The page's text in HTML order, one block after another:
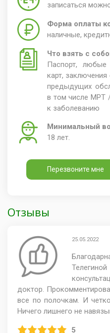
записаться
Форма оплаты
наличные,
Что взять с
Паспорт, любые
карт, заключения
предыдущих
в том числе МРТ
к заболеванию
Минимальный
18 лет.
Перезвоните мне
Отзывы
25.05.2022
доктор.
все по полочкам. И
Ничего лишнего не
5